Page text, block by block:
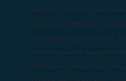
мебели, могут
клиентов. Они могут
производителям мебели,
необходимыми
Компании,